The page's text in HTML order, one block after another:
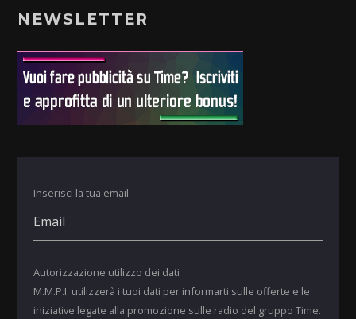
NEWSLETTER
Inserisci la tua email:
Autorizzazione utilizzo dei dati
M.M.P.I. utilizzerà i tuoi dati per informarti sulle offerte e le
iniziative legate alla promozione sulle radio del gruppo Time.